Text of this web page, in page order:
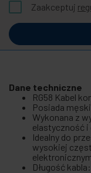
Zaakceptuj
Dane techniczne
RG58 Kabel
Posiada
Wykonana z
elastyczność i
Idealny do
wysokiej
Długość